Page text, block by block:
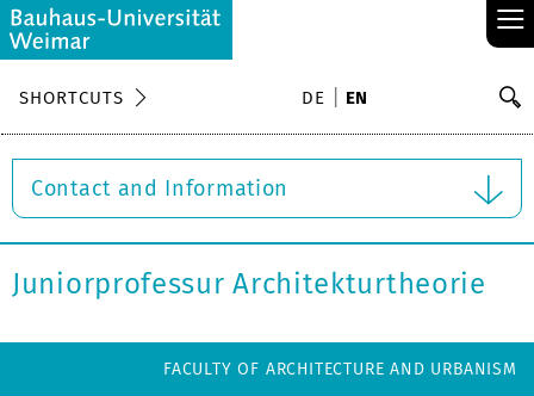
≡
SHORTCUTS DE EN
Contact and Information
Juniorprofessur Architekturtheorie
FACULTY OF ARCHITECTURE AND URBANISM